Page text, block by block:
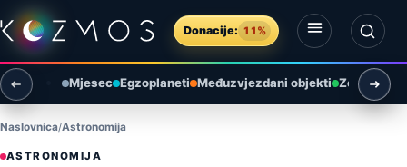
Preskoči na sadržaj
Donacije: 11%
Otvori izbornik
Otvori pretragu
Mjesec Egzoplaneti Međuzvjezdani objekti Zemlja i
Naslovnica Astronomija
ASTRONOMIJA